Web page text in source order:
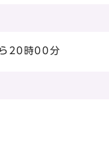
20時00分